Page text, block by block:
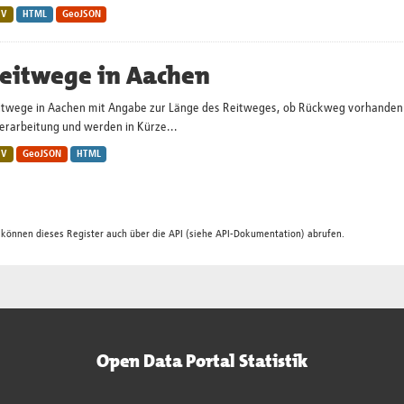
HTML GeoJSON
in Aachen
in Aachen mit Angabe zur Länge des Reitweges, ob Rückweg
und werden in Kürze...
GeoJSON HTML
dieses Register auch über die API (siehe API-Dokumentation) abrufen.
Open Data Portal Statistik